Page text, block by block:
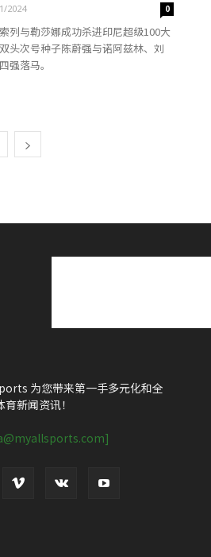
2024 0
列与勒莎娜成功杀进印尼超级100大
头次号种子陈蔚强与诺阿兹林、刘
强落马。
为您带来第一手多元化和全
新闻资讯！